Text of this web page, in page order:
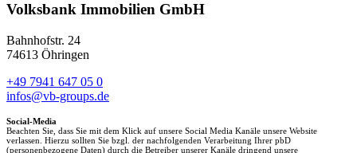
Volksbank Immobilien GmbH
Bahnhofstr. 24
74613 Öhringen
+49 7941 647 05 0
infos@vb-groups.de
Social-Media
Beachten Sie, dass Sie mit dem Klick auf unsere Social Media Kanäle unsere Website
verlassen. Hierzu sollten Sie bzgl. der nachfolgenden Verarbeitung Ihrer pbD
(personenbezogene Daten) durch die Betreiber unserer Kanäle dringend unsere